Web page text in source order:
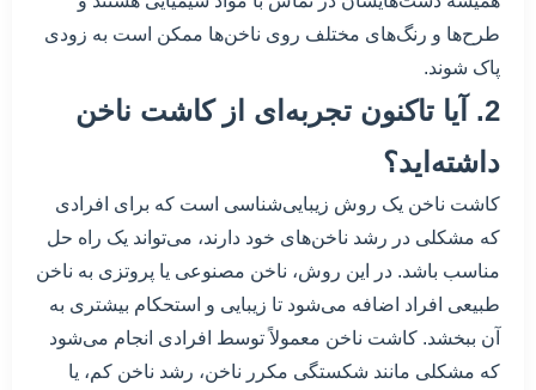
طرح‌ها و رنگ‌های مختلف روی ناخن‌ها ممکن است به زودی
پاک شوند.
2. آیا تاکنون تجربه‌ای از کاشت ناخن
داشته‌اید؟
کاشت ناخن یک روش زیبایی‌شناسی است که برای افرادی
که مشکلی در رشد ناخن‌های خود دارند، می‌تواند یک راه حل
مناسب باشد. در این روش، ناخن مصنوعی یا پروتزی به ناخن
طبیعی افراد اضافه می‌شود تا زیبایی و استحکام بیشتری به
آن ببخشد. کاشت ناخن معمولاً توسط افرادی انجام می‌شود
که مشکلی مانند شکستگی مکرر ناخن، رشد ناخن کم، یا